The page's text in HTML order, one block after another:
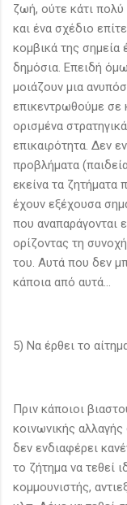
ζωή, ούτε κάτι
και ένα σχέδιο
κομβικά της σημεία
δημόσια. Επειδή
μοιάζουν μια
επικεντρωθούμε σε
ορισμένα
επικαιρότητα. Δεν
προβλήματα
εκείνα τα ζητήματα
έχουν εξέχουσα
που αναπαράγονται
ορίζοντας τη
του. Αυτά που δεν
κάποια από αυτά...
5) Να έρθει το
Πριν κάποιοι
κοινωνικής
δεν ενδιαφέρει
το ζήτημα να τεθεί
κομμουνιστής,